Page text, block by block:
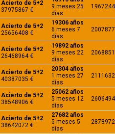
Acierto de 5+2
37975867 €
9 meses 25
días
1967244
Acierto de 5+2
25656408 €
19306 años
6 meses 7
días
2007877
Acierto de 5+2
26468964 €
19892 años
9 meses 22
días
2068851
Acierto de 5+2
40387035 €
20304 años
1 meses 27
días
2111632
Acierto de 5+2
38548906 €
25062 años
5 meses 12
días
2606494
Acierto de 5+2
38642072 €
27682 años
5 meses 5
días
2878972